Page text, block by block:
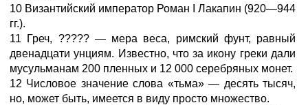
10 Византийский император Роман I Лакапин (920—944
гг.).
11 Греч, ????? — мера веса, римский фунт, равный
двенадцати унциям. Известно, что за икону греки дали
мусульманам 200 пленных и 12 000 серебряных монет.
12 Числовое значение слова «тьма» — десять тысяч,
но, может быть, имеется в виду просто множество.